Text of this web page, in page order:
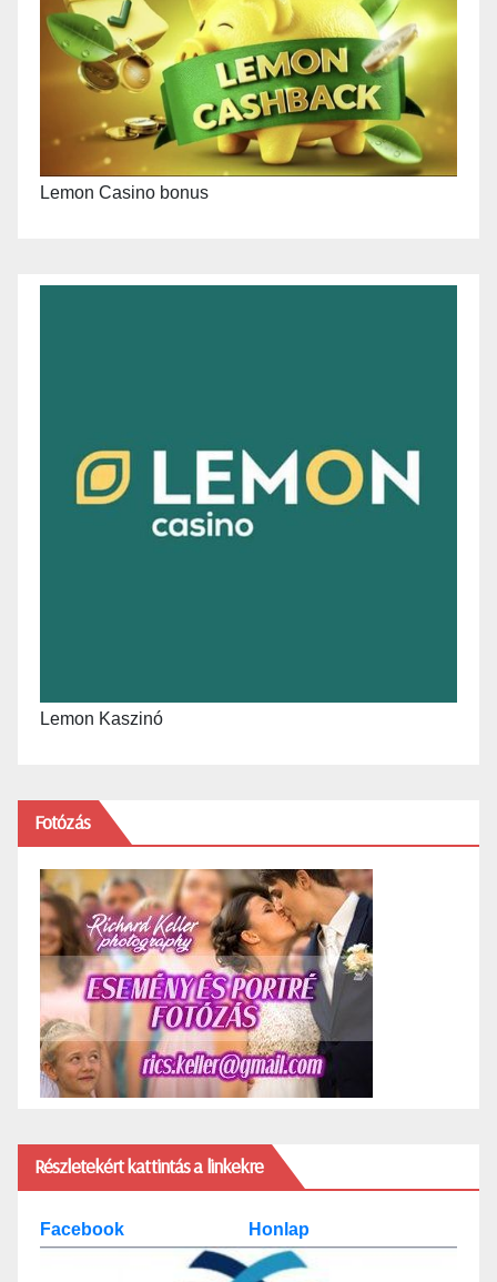
Lemon Casino bonus
Lemon Kaszinó
Fotózás
Részletekért kattintás a linkekre
Facebook Honlap